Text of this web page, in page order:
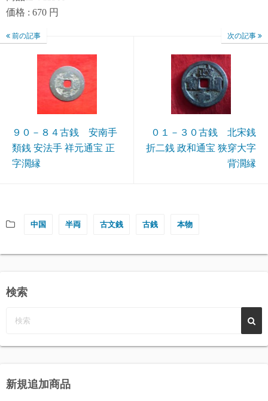
価格 : 670 円
前の記事
９０－８４古銭 安南手
類銭 安法手 祥元通宝 正
字濶縁
次の記事
０１－３０古銭 北宋銭
折二銭 政和通宝 狭穿大字
背濶縁
中国 半両 古文銭 古銭 本物
検索
新規追加商品